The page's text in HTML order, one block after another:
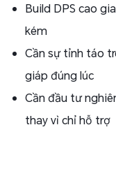
Build DPS cao
kém
Cần sự tỉnh táo
giáp đúng lúc
Cần đầu tư
thay vì chỉ hỗ trợ